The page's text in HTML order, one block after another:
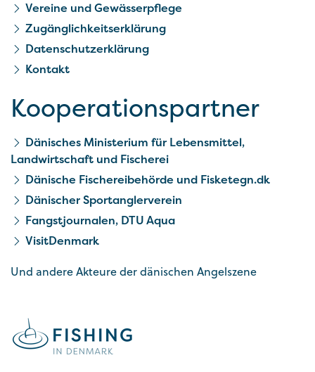
Vereine und Gewässerpflege
Zugänglichkeitserklärung
Datenschutzerklärung
Kontakt
Kooperationspartner
Dänisches Ministerium für Lebensmittel,
Landwirtschaft und Fischerei
Dänische Fischereibehörde und Fisketegn.dk
Dänischer Sportanglerverein
Fangstjournalen, DTU Aqua
VisitDenmark
Und andere Akteure der dänischen Angelszene